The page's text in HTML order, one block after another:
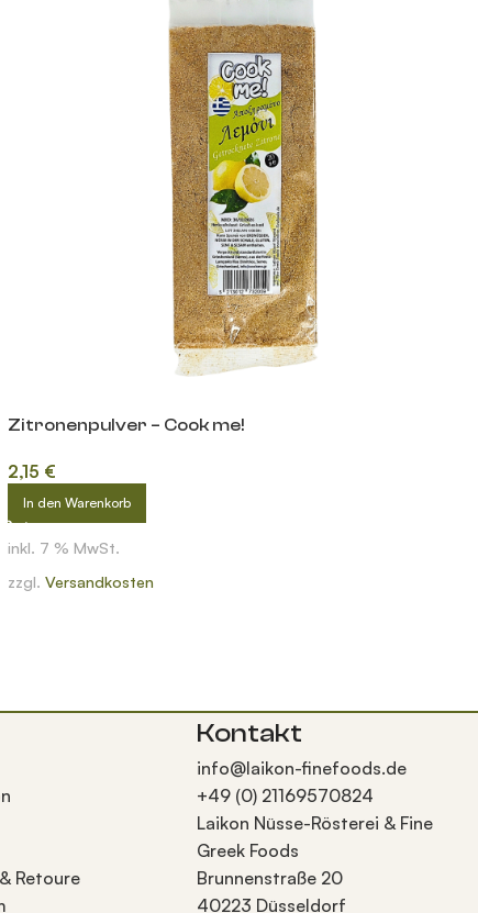
Zitronenpulver – Cook me!
2,15 €
In den Warenkorb
inkl. 7 % MwSt.
zzgl. Versandkosten
Retoure
Kontakt
info@laikon-finefoods.de
+49 (0) 21169570824
Laikon Nüsse-Rösterei & Fine
Greek Foods
Brunnenstraße 20
40223 Düsseldorf